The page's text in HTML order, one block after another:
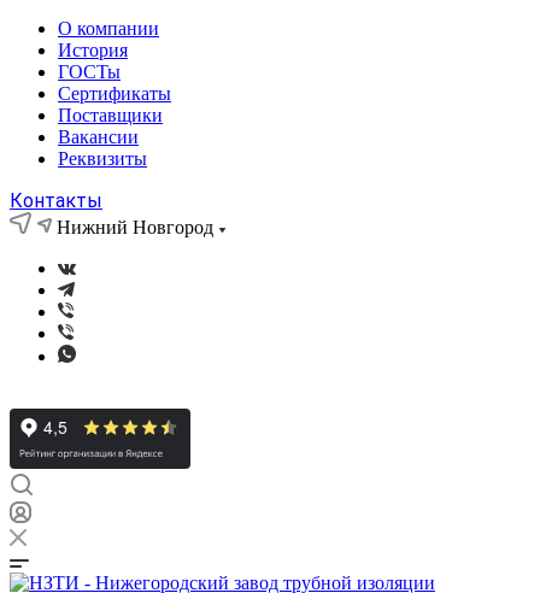
О компании
История
ГОСТы
Сертификаты
Поставщики
Вакансии
Реквизиты
Контакты
Нижний Новгород